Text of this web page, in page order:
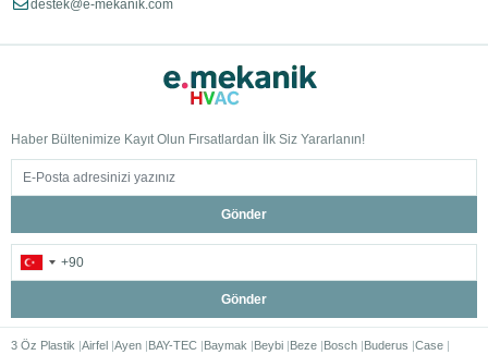
destek@e-mekanik.com
Haber Bültenimize Kayıt Olun Fırsatlardan İlk Siz Yararlanın!
Gönder
Gönder
3 Öz Plastik Airfel Ayen BAY-TEC Baymak Beybi Beze Bosch Buderus Case